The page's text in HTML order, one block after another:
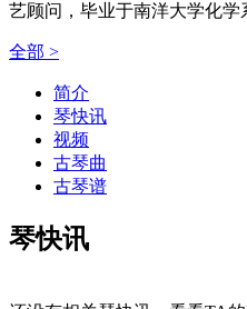
艺顾问，毕业于南洋大学化学
全部 >
简介
琴快讯
视频
古琴曲
古琴谱
琴快讯